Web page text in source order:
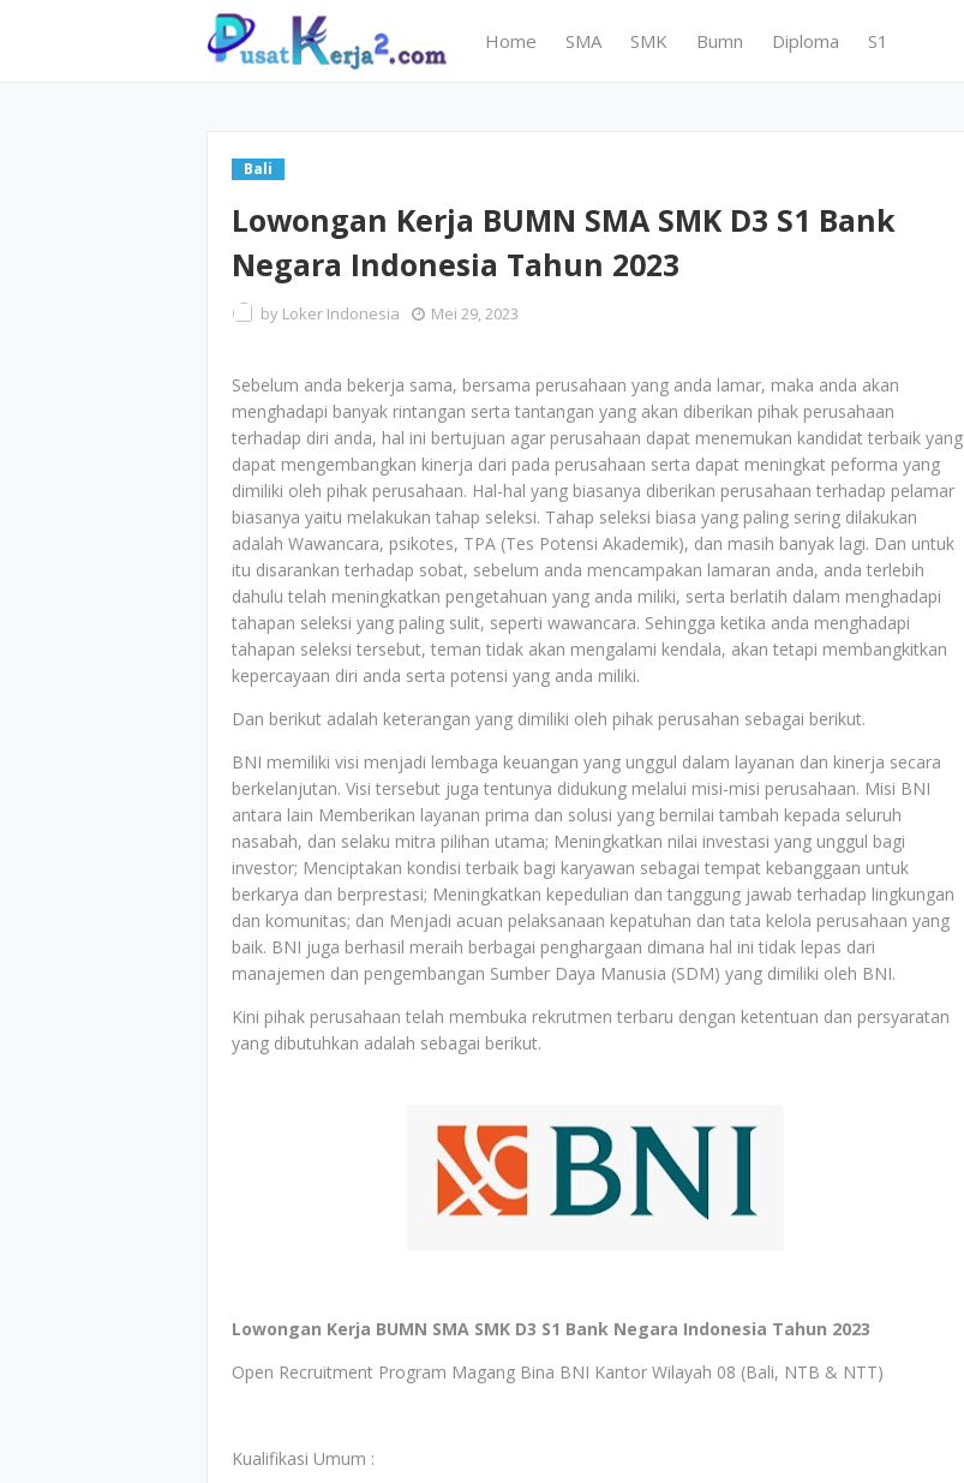
Home SMA SMK Bumn Diploma S1
Bali
Lowongan Kerja BUMN SMA SMK D3 S1 Bank
Negara Indonesia Tahun 2023
by Loker Indonesia Mei 29, 2023
Sebelum anda bekerja sama, bersama perusahaan yang anda lamar, maka anda akan
menghadapi banyak rintangan serta tantangan yang akan diberikan pihak perusahaan
terhadap diri anda, hal ini bertujuan agar perusahaan dapat menemukan kandidat terbaik yang
dapat mengembangkan kinerja dari pada perusahaan serta dapat meningkat peforma yang
dimiliki oleh pihak perusahaan. Hal-hal yang biasanya diberikan perusahaan terhadap pelamar
biasanya yaitu melakukan tahap seleksi. Tahap seleksi biasa yang paling sering dilakukan
adalah Wawancara, psikotes, TPA (Tes Potensi Akademik), dan masih banyak lagi. Dan untuk
itu disarankan terhadap sobat, sebelum anda mencampakan lamaran anda, anda terlebih
dahulu telah meningkatkan pengetahuan yang anda miliki, serta berlatih dalam menghadapi
tahapan seleksi yang paling sulit, seperti wawancara. Sehingga ketika anda menghadapi
tahapan seleksi tersebut, teman tidak akan mengalami kendala, akan tetapi membangkitkan
kepercayaan diri anda serta potensi yang anda miliki.
Dan berikut adalah keterangan yang dimiliki oleh pihak perusahan sebagai berikut.
BNI memiliki visi menjadi lembaga keuangan yang unggul dalam layanan dan kinerja secara
berkelanjutan. Visi tersebut juga tentunya didukung melalui misi-misi perusahaan. Misi BNI
antara lain Memberikan layanan prima dan solusi yang bernilai tambah kepada seluruh
nasabah, dan selaku mitra pilihan utama; Meningkatkan nilai investasi yang unggul bagi
investor; Menciptakan kondisi terbaik bagi karyawan sebagai tempat kebanggaan untuk
berkarya dan berprestasi; Meningkatkan kepedulian dan tanggung jawab terhadap lingkungan
dan komunitas; dan Menjadi acuan pelaksanaan kepatuhan dan tata kelola perusahaan yang
baik. BNI juga berhasil meraih berbagai penghargaan dimana hal ini tidak lepas dari
manajemen dan pengembangan Sumber Daya Manusia (SDM) yang dimiliki oleh BNI.
Kini pihak perusahaan telah membuka rekrutmen terbaru dengan ketentuan dan persyaratan
yang dibutuhkan adalah sebagai berikut.
Lowongan Kerja BUMN SMA SMK D3 S1 Bank Negara Indonesia Tahun 2023
Open Recruitment Program Magang Bina BNI Kantor Wilayah 08 (Bali, NTB & NTT)
Kualifikasi Umum :